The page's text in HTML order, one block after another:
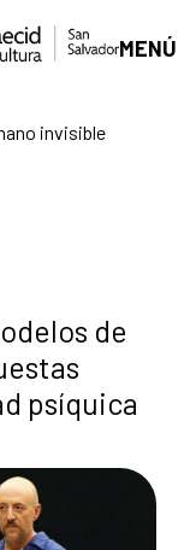
MENÚ
invisible
de
psíquica